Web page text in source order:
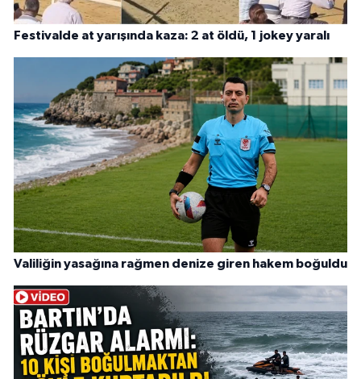
Festivalde at yarışında kaza: 2 at öldü, 1 jokey yaralı
Valiliğin yasağına rağmen denize giren hakem boğuldu